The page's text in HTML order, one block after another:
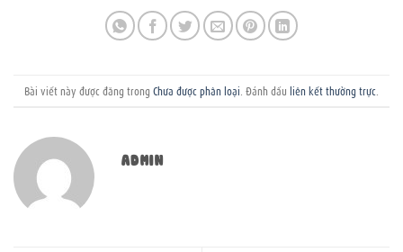
Bài viết này được đăng trong Chưa được phân loại . Đánh dấu liên kết thường trực
ADMIN